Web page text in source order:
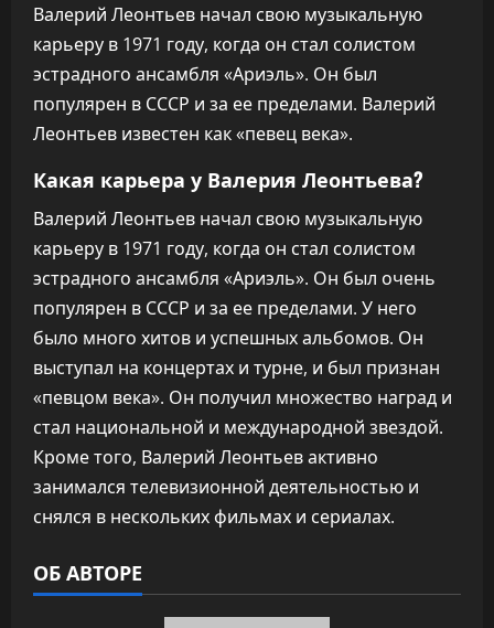
Валерий Леонтьев начал свою музыкальную
карьеру в 1971 году, когда он стал солистом
эстрадного ансамбля «Ариэль». Он был
популярен в СССР и за ее пределами. Валерий
Леонтьев известен как «певец века».
Какая карьера у Валерия Леонтьева?
Валерий Леонтьев начал свою музыкальную
карьеру в 1971 году, когда он стал солистом
эстрадного ансамбля «Ариэль». Он был очень
популярен в СССР и за ее пределами. У него
было много хитов и успешных альбомов. Он
выступал на концертах и турне, и был признан
«певцом века». Он получил множество наград и
стал национальной и международной звездой.
Кроме того, Валерий Леонтьев активно
занимался телевизионной деятельностью и
снялся в нескольких фильмах и сериалах.
ОБ АВТОРЕ